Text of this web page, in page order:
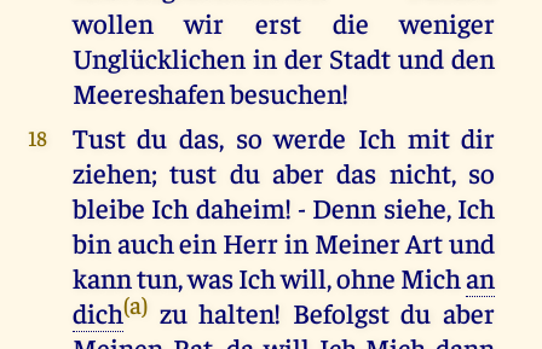
wollen wir erst die weniger
Unglücklichen in der Stadt und den
Meereshafen besuchen!
18
Tust du das, so werde Ich mit dir
ziehen; tust du aber das nicht, so
bleibe Ich daheim! - Denn siehe, Ich
bin auch ein Herr in Meiner Art und
kann tun, was Ich will, ohne Michan
dich(a)zu halten! Befolgst du aber